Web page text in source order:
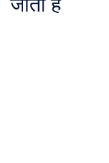
जाता है